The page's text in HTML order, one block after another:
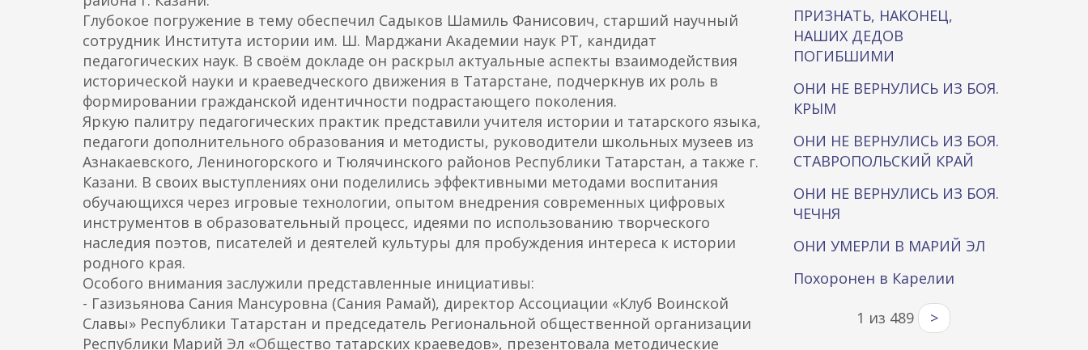
Глубокое погружение в тему обеспечил Садыков Шамиль Фанисович, старший научный
сотрудник Института истории им. Ш. Марджани Академии наук РТ, кандидат
педагогических наук. В своём докладе он раскрыл актуальные аспекты взаимодействия
исторической науки и краеведческого движения в Татарстане, подчеркнув их роль в
формировании гражданской идентичности подрастающего поколения.
Яркую палитру педагогических практик представили учителя истории и татарского языка,
педагоги дополнительного образования и методисты, руководители школьных музеев из
Азнакаевского, Лениногорского и Тюлячинского районов Республики Татарстан, а также г.
Казани. В своих выступлениях они поделились эффективными методами воспитания
обучающихся через игровые технологии, опытом внедрения современных цифровых
инструментов в образовательный процесс, идеями по использованию творческого
наследия поэтов, писателей и деятелей культуры для пробуждения интереса к истории
родного края.
Особого внимания заслужили представленные инициативы:
- Газизьянова Сания Мансуровна (Сания Рамай), директор Ассоциации «Клуб Воинской
Славы» Республики Татарстан и председатель Региональной общественной организации
Республики Марий Эл «Общество татарских краеведов», презентовала методические
ПРИЗНАТЬ, НАКОНЕЦ,
НАШИХ ДЕДОВ
ПОГИБШИМИ
ОНИ НЕ ВЕРНУЛИСЬ ИЗ БОЯ.
КРЫМ
ОНИ НЕ ВЕРНУЛИСЬ ИЗ БОЯ.
СТАВРОПОЛЬСКИЙ КРАЙ
ОНИ НЕ ВЕРНУЛИСЬ ИЗ БОЯ.
ЧЕЧНЯ
ОНИ УМЕРЛИ В МАРИЙ ЭЛ
Похоронен в Карелии
1 из 489 >